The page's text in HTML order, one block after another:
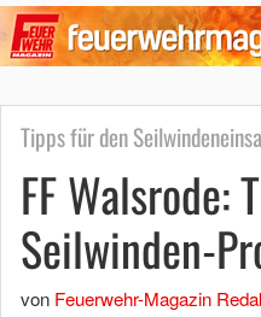
Tipps für den
FF Walsrode:
Seilwinden-
von Feuerwehr-Magazin